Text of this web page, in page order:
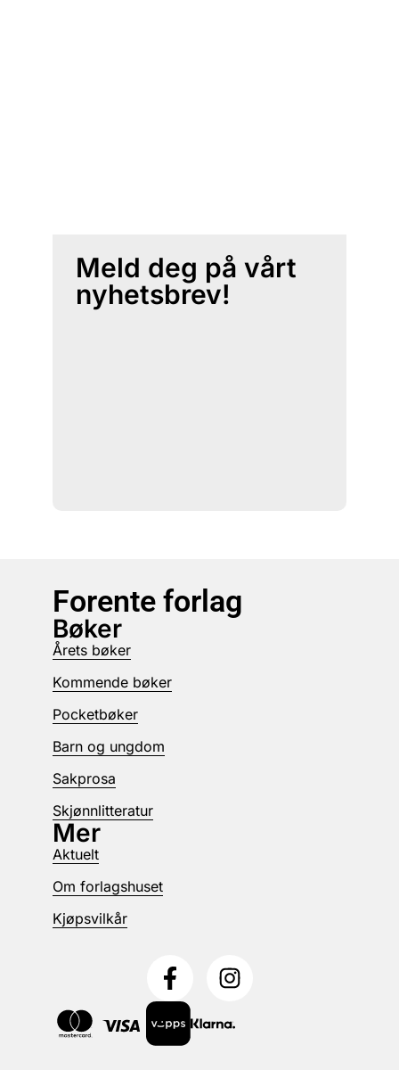
Meld deg på vårt
nyhetsbrev!
Forente forlag
Bøker
Årets bøker
Kommende bøker
Pocketbøker
Barn og ungdom
Sakprosa
Skjønnlitteratur
Mer
Aktuelt
Om forlagshuset
Kjøpsvilkår